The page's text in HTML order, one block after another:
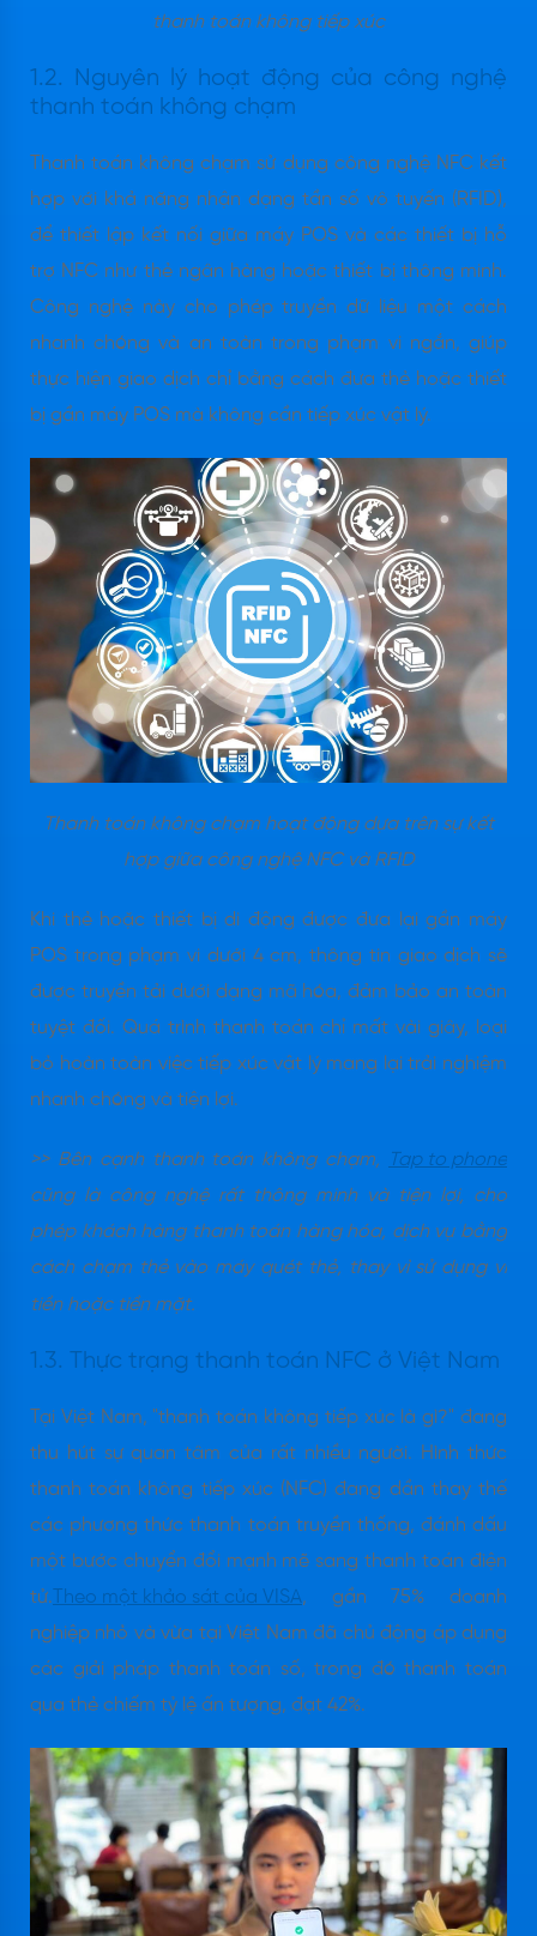
thanh toán không tiếp xúc
1.2. Nguyên lý hoạt động của công nghệ
thanh toán không chạm
Thanh toán không chạm sử dụng công nghệ NFC kết
hợp với khả năng nhận dạng tần số vô tuyến (RFID),
để thiết lập kết nối giữa máy POS và các thiết bị hỗ
trợ NFC như thẻ ngân hàng hoặc thiết bị thông minh.
Công nghệ này cho phép truyền dữ liệu một cách
nhanh chóng và an toàn trong phạm vi ngắn, giúp
thực hiện giao dịch chỉ bằng cách đưa thẻ hoặc thiết
bị gần máy POS mà không cần tiếp xúc vật lý.
Thanh toán không chạm hoạt động dựa trên sự kết
hợp giữa công nghệ NFC và RFID
Khi thẻ hoặc thiết bị di động được đưa lại gần máy
POS trong phạm vi dưới 4 cm, thông tin giao dịch sẽ
được truyền tải dưới dạng mã hóa, đảm bảo an toàn
tuyệt đối. Quá trình thanh toán chỉ mất vài giây, loại
bỏ hoàn toàn việc tiếp xúc vật lý mang lại trải nghiệm
nhanh chóng và tiện lợi.
>> Bên cạnh thanh toán không chạm,
Tap to phone
cũng là công nghệ rất thông minh và tiện lợi, cho
phép khách hàng thanh toán hàng hóa, dịch vụ bằng
cách chạm thẻ vào máy quét thẻ, thay vì sử dụng ví
tiền hoặc tiền mặt.
1.3. Thực trạng thanh toán NFC ở Việt Nam
Tại Việt Nam, "thanh toán không tiếp xúc là gì?" đang
thu hút sự quan tâm của rất nhiều người. Hình thức
thanh toán không tiếp xúc (NFC) đang dần thay thế
các phương thức thanh toán truyền thống, đánh dấu
một bước chuyển đổi mạnh mẽ sang thanh toán điện
tử. Theo một khảo sát của VISA, gần 75% doanh
nghiệp nhỏ và vừa tại Việt Nam đã chủ động áp dụng
các giải pháp thanh toán số, trong đó thanh toán
qua thẻ chiếm tỷ lệ ấn tượng, đạt 42%.